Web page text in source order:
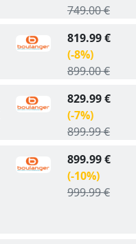
749.00 €
819.99 €
(-8%)
899.00 €
829.99 €
(-7%)
899.99 €
899.99 €
(-10%)
999.99 €